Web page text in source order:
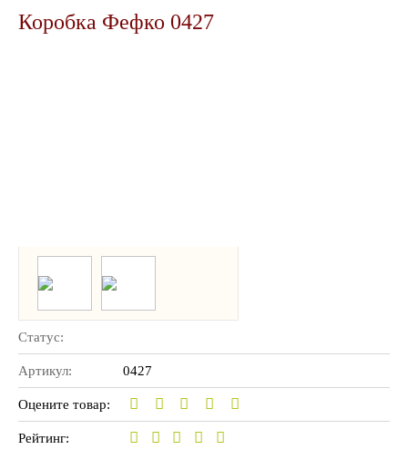
Коробка Фефко 0427
Статус:
Артикул: 0427
Оцените товар:
Рейтинг: